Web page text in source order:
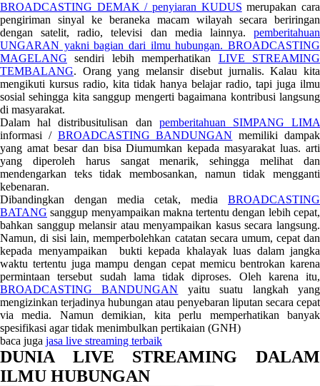
BROADCASTING DEMAK / penyiaran KUDUS merupakan cara
pengiriman sinyal ke beraneka macam wilayah secara beriringan
dengan satelit, radio, televisi dan media lainnya. pemberitahuan
UNGARAN yakni bagian dari ilmu hubungan. BROADCASTING
MAGELANG sendiri lebih memperhatikan LIVE STREAMING
TEMBALANG. Orang yang melansir disebut jurnalis. Kalau kita
mengikuti kursus radio, kita tidak hanya belajar radio, tapi juga ilmu
sosial sehingga kita sanggup mengerti bagaimana kontribusi langsung
di masyarakat.
Dalam hal distribusitulisan dan pemberitahuan SIMPANG LIMA
informasi / BROADCASTING BANDUNGAN memiliki dampak
yang amat besar dan bisa Diumumkan kepada masyarakat luas. arti
yang diperoleh harus sangat menarik, sehingga melihat dan
mendengarkan teks tidak membosankan, namun tidak mengganti
kebenaran.
Dibandingkan dengan media cetak, media BROADCASTING
BATANG sanggup menyampaikan makna tertentu dengan lebih cepat,
bahkan sanggup melansir atau menyampaikan kasus secara langsung.
Namun, di sisi lain, memperbolehkan catatan secara umum, cepat dan
kepada menyampaikan bukti kepada khalayak luas dalam jangka
waktu tertentu juga mampu dengan cepat memicu bentrokan karena
permintaan tersebut sudah lama tidak diproses. Oleh karena itu,
BROADCASTING BANDUNGAN yaitu suatu langkah yang
mengizinkan terjadinya hubungan atau penyebaran liputan secara cepat
via media. Namun demikian, kita perlu memperhatikan banyak
spesifikasi agar tidak menimbulkan pertikaian (GNH)
baca juga jasa live streaming terbaik
DUNIA LIVE STREAMING DALAM
ILMU HUBUNGAN